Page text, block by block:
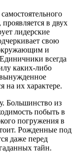
в двух
лидерские
свою
окружающим и
всегда
каких-либо
на их характере.
Большинство из
побыть в
погружения в
Рожденные под
даже перед
тайн.